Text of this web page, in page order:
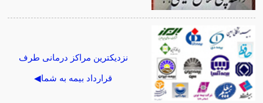
نزدیکترین مراکز درمانی طرف
قرارداد بیمه به شما◀